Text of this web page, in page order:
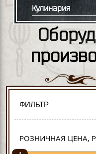
Кулинария
ФИЛЬТР
РОЗНИЧНАЯ ЦЕНА,